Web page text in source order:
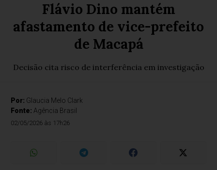
Flávio Dino mantém
afastamento de vice-prefeito
de Macapá
Decisão cita risco de interferência em investigação
Por: Glaucia Melo Clark
Fonte: Agência Brasil
02/05/2026 às 17h26